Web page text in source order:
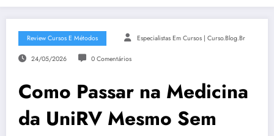
Review Cursos E Métodos Especialistas Em Cursos | Curso.blog.br
24/05/2026 0 Comentários
Como Passar na Medicina
da UniRV Mesmo Sem